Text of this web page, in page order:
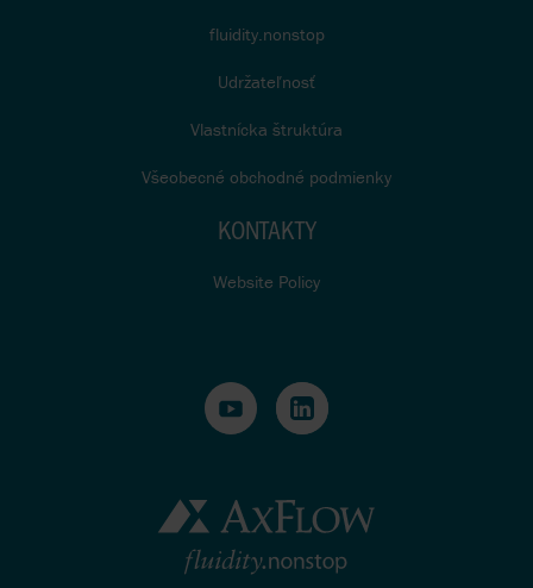
fluidity.nonstop
Udržateľnosť
Vlastnícka štruktúra
Všeobecné obchodné podmienky
KONTAKTY
Website Policy